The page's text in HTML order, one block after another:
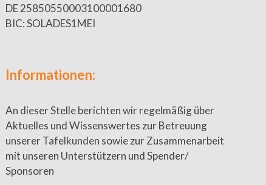
DE 25850550003100001680
BIC: SOLADES1MEI
Informationen:
An dieser Stelle berichten wir regelmäßig über
Aktuelles und Wissenswertes zur Betreuung
unserer Tafelkunden sowie zur Zusammenarbeit
mit unseren Unterstützern und Spender/
Sponsoren